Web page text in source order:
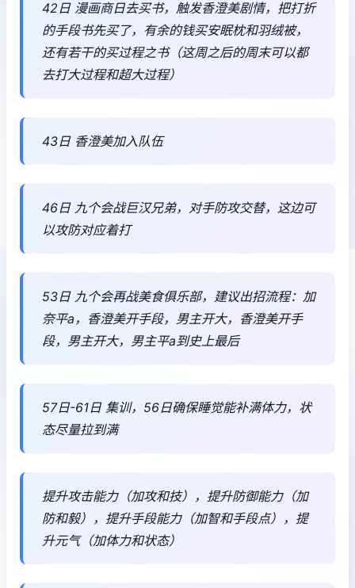
42日 漫画商日去买书，触发香澄美剧情，把打折
的手段书先买了，有余的钱买安眠枕和羽绒被，
还有若干的买过程之书（这周之后的周末可以都
去打大过程和超大过程）
43日 香澄美加入队伍
46日 九个会战巨汉兄弟，对手防攻交替，这边可
以攻防对应着打
53日 九个会再战美食俱乐部，建议出招流程：加
奈平a，香澄美开手段，男主开大，香澄美开手
段，男主开大，男主平a到史上最后
57日-61日 集训，56日确保睡觉能补满体力，状
态尽量拉到满
提升攻击能力（加攻和技），提升防御能力（加
防和毅），提升手段能力（加智和手段点），提
升元气（加体力和状态）